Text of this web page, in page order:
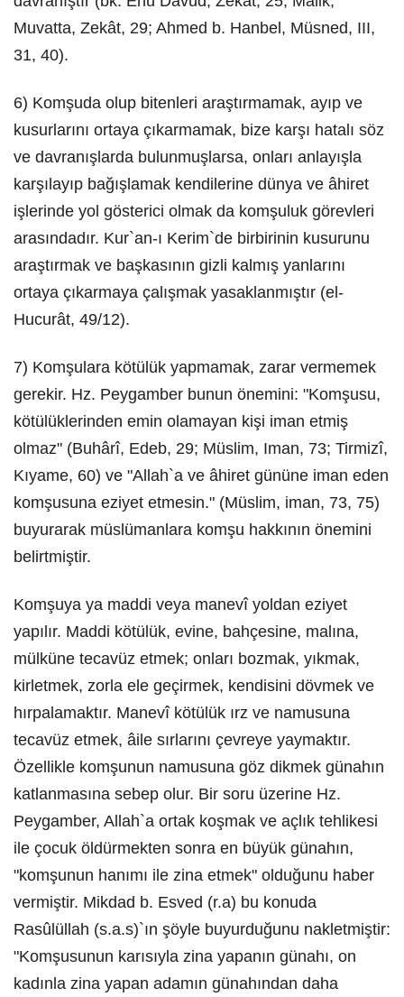
Muvatta, Zekât, 29; Ahmed b. Hanbel, Müsned, III,
31, 40).
6) Komşuda olup bitenleri araştırmamak, ayıp ve
kusurlarını ortaya çıkarmamak, bize karşı hatalı söz
ve davranışlarda bulunmuşlarsa, onları anlayışla
karşılayıp bağışlamak kendilerine dünya ve âhiret
işlerinde yol gösterici olmak da komşuluk görevleri
arasındadır. Kur`an-ı Kerim`de birbirinin kusurunu
araştırmak ve başkasının gizli kalmış yanlarını
ortaya çıkarmaya çalışmak yasaklanmıştır (el-
Hucurât, 49/12).
7) Komşulara kötülük yapmamak, zarar vermemek
gerekir. Hz. Peygamber bunun önemini: "Komşusu,
kötülüklerinden emin olamayan kişi iman etmiş
olmaz" (Buhârî, Edeb, 29; Müslim, Iman, 73; Tirmizî,
Kıyame, 60) ve "Allah`a ve âhiret gününe iman eden
komşusuna eziyet etmesin." (Müslim, iman, 73, 75)
buyurarak müslümanlara komşu hakkının önemini
belirtmiştir.
Komşuya ya maddi veya manevî yoldan eziyet
yapılır. Maddi kötülük, evine, bahçesine, malına,
mülküne tecavüz etmek; onları bozmak, yıkmak,
kirletmek, zorla ele geçirmek, kendisini dövmek ve
hırpalamaktır. Manevî kötülük ırz ve namusuna
tecavüz etmek, âile sırlarını çevreye yaymaktır.
Özellikle komşunun namusuna göz dikmek günahın
katlanmasına sebep olur. Bir soru üzerine Hz.
Peygamber, Allah`a ortak koşmak ve açlık tehlikesi
ile çocuk öldürmekten sonra en büyük günahın,
"komşunun hanımı ile zina etmek" olduğunu haber
vermiştir. Mikdad b. Esved (r.a) bu konuda
Rasûlüllah (s.a.s)`ın şöyle buyurduğunu nakletmiştir:
"Komşusunun karısıyla zina yapanın günahı, on
kadınla zina yapan adamın günahından daha